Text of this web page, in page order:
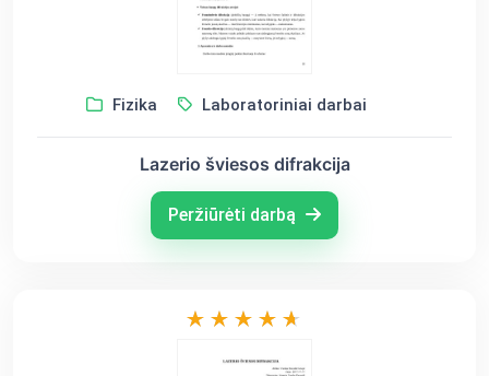
Fizika Laboratoriniai darbai
Lazerio šviesos difrakcija
Peržiūrėti darbą